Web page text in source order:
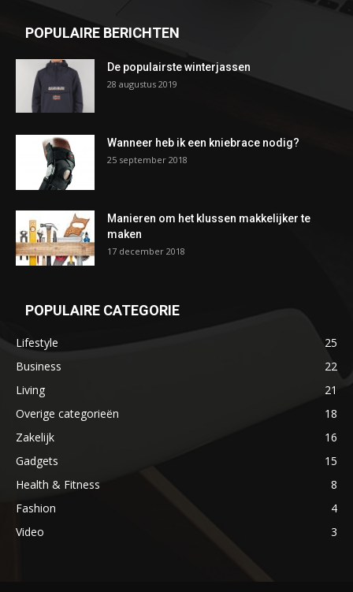
POPULAIRE BERICHTEN
De populairste winterjassen
28 augustus 2019
Wanneer heb ik een kniebrace nodig?
25 september 2018
Manieren om het klussen makkelijker te
maken
17 december 2018
POPULAIRE CATEGORIE
Lifestyle
25
Business
22
Living
21
Overige categorieën
18
Zakelijk
16
Gadgets
15
Health & Fitness
8
Fashion
4
Video
3